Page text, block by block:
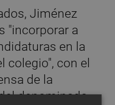
Jiménez
"incorporar a
en la
colegio", con el
de la
denominado